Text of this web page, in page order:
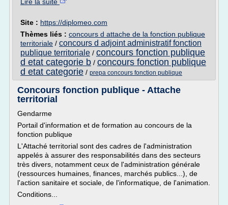
Site : https://diplomeo.com
Thèmes liés : concours d attache de la fonction publique
territoriale / concours d adjoint administratif fonction
publique territoriale / concours fonction publique
d etat categorie b / concours fonction publique
d etat categorie / prepa concours fonction publique
Concours fonction publique - Attache
territorial
Gendarme
Portail d'information et de formation au concours de la
fonction publique
L'Attaché territorial sont des cadres de l'administration
appelés à assurer des responsabilités dans des secteurs
très divers, notamment ceux de l'administration générale
(ressources humaines, finances, marchés publics...), de
l'action sanitaire et sociale, de l'informatique, de l'animation.
Conditions...